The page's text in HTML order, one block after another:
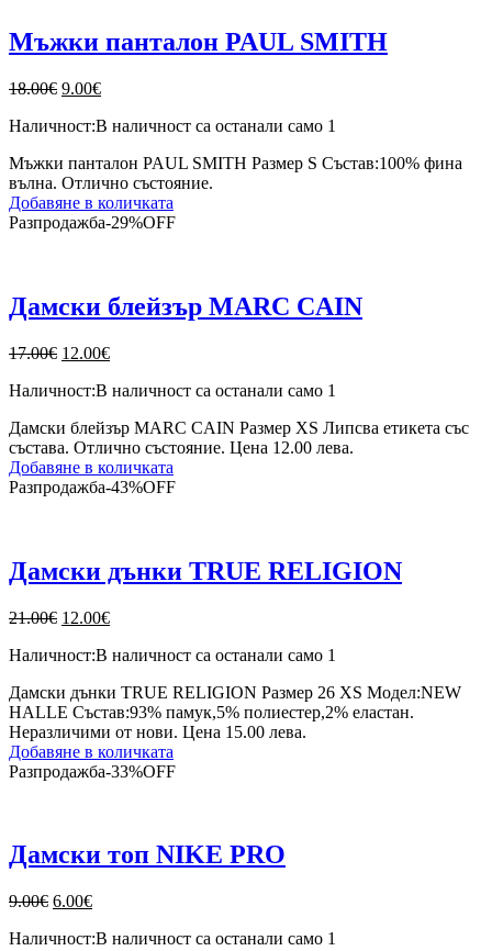
Мъжки панталон PAUL SMITH
18.00€ Original
was:
9.00€Текущата
е:
Наличност:В наличност са останали само 1
Мъжки панталон PAUL SMITH Размер S Състав:100% фина
вълна. Отлично състояние.
Добавяне в количката
Разпродажба-29%OFF
Дамски блейзър MARC CAIN
17.00€ Original
was:
12.00€Текущата
е:
Наличност:В наличност са останали само 1
Дамски блейзър MARC CAIN Размер XS Липсва етикета със
състава. Отлично състояние. Цена 12.00 лева.
Добавяне в количката
Разпродажба-43%OFF
Дамски дънки TRUE RELIGION
21.00€ Original
was:
12.00€Текущата
е:
Наличност:В наличност са останали само 1
Дамски дънки TRUE RELIGION Размер 26 XS Модел:NEW
HALLE Състав:93% памук,5% полиестер,2% еластан.
Неразличими от нови. Цена 15.00 лева.
Добавяне в количката
Разпродажба-33%OFF
Дамски топ NIKE PRO
9.00€ Original
was:
6.00€Текущата
е:
Наличност:В наличност са останали само 1